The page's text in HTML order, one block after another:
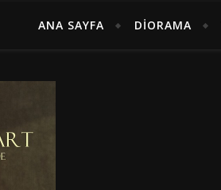
ANA SAYFA DIORAMA